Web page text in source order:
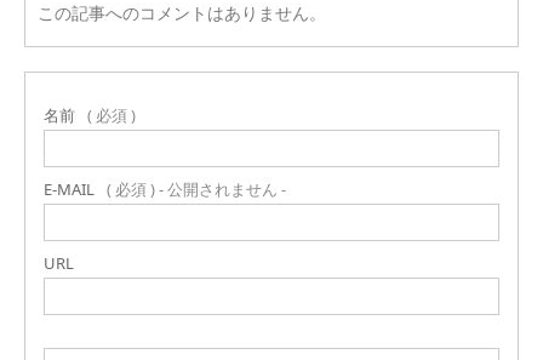
この記事へのコメントはありません。
名前 ( 必須 )
E-MAIL ( 必須 ) - 公開されません -
URL